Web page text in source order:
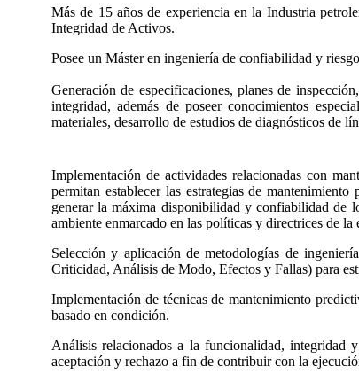
Más de 15 años de experiencia en la Industria
Integridad de Activos.
Posee un Máster en ingeniería de confiabilidad y
Generación de especificaciones, planes de
integridad, además de poseer conocimientos
materiales, desarrollo de estudios de diagnósticos de
Implementación de actividades relacionadas con
permitan establecer las estrategias de
generar la máxima disponibilidad y confiabilidad de
ambiente enmarcado en las políticas y directrices de
Selección y aplicación de metodologías de
Criticidad, Análisis de Modo, Efectos y Fallas) para
Implementación de técnicas de mantenimiento
basado en condición.
Análisis relacionados a la funcionalidad, integridad
aceptación y rechazo a fin de contribuir con la